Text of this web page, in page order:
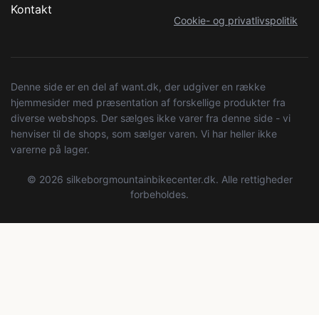
Kontakt
Cookie- og privatlivspolitik
Denne side er en del af want.dk, der udgiver en række
hjemmesider med præsentation af forskellige produkter fra
diverse webshops. Der sælges ikke varer fra denne side - vi
henviser til de shops, som sælger varen. Vi har heller ikke
varerne på lager.
© 2026 silkeborgmountainbikecenter.dk. Alle rettigheder
forbeholdes.